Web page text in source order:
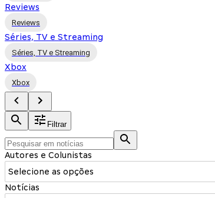
Reviews
Reviews
Séries, TV e Streaming
Séries, TV e Streaming
Xbox
Xbox
Filtrar
Autores e Colunistas
Selecione as opções
Notícias